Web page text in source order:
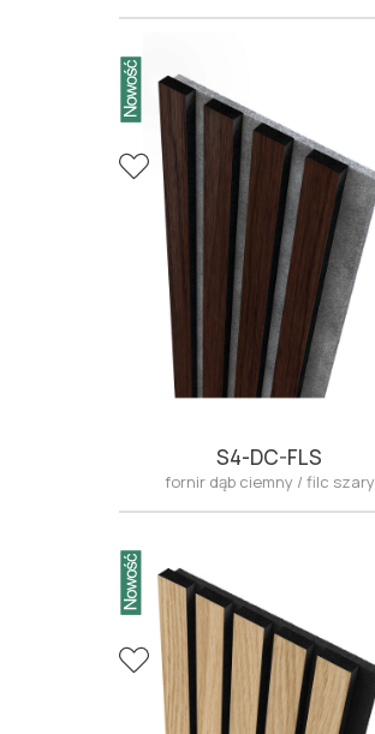
S4-DC-FLS
fornir dąb ciemny / filc szary